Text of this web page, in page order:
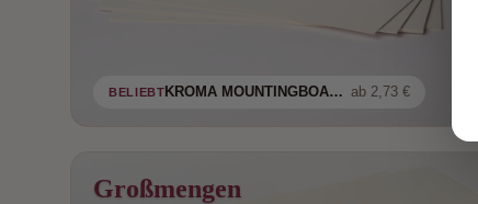
BELIEBT KROMA MOUNTINGBOARD einseitig selbstklebend und beidseitig weiß kaschiert ab 2,73 €
Großmengen